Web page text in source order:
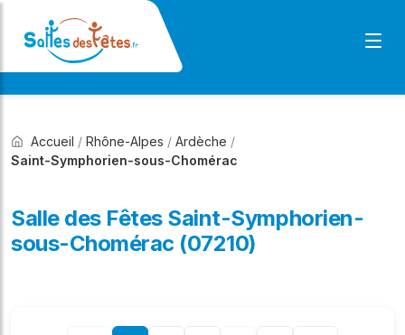
Accueil / Rhône-Alpes / Ardèche /
Saint-Symphorien-sous-Chomérac
Salle des Fêtes Saint-Symphorien-
sous-Chomérac (07210)